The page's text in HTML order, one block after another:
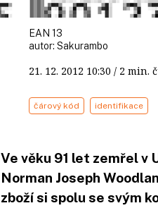
EAN 13
autor: Sakurambo
21. 12. 2012 10:30 / 2 min.
čárový kód identifikace
Ve věku 91 let zemřel v
Norman Joseph
zboží si spolu se svým